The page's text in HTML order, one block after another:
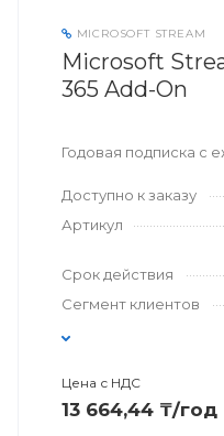
MICROSOFT STREAM
Microsoft
365 Add-On
Годовая подписка с
Доступно к заказу
Артикул
Срок действия
Сегмент клиентов
Цена с НДС
13 664,44 ₸/год